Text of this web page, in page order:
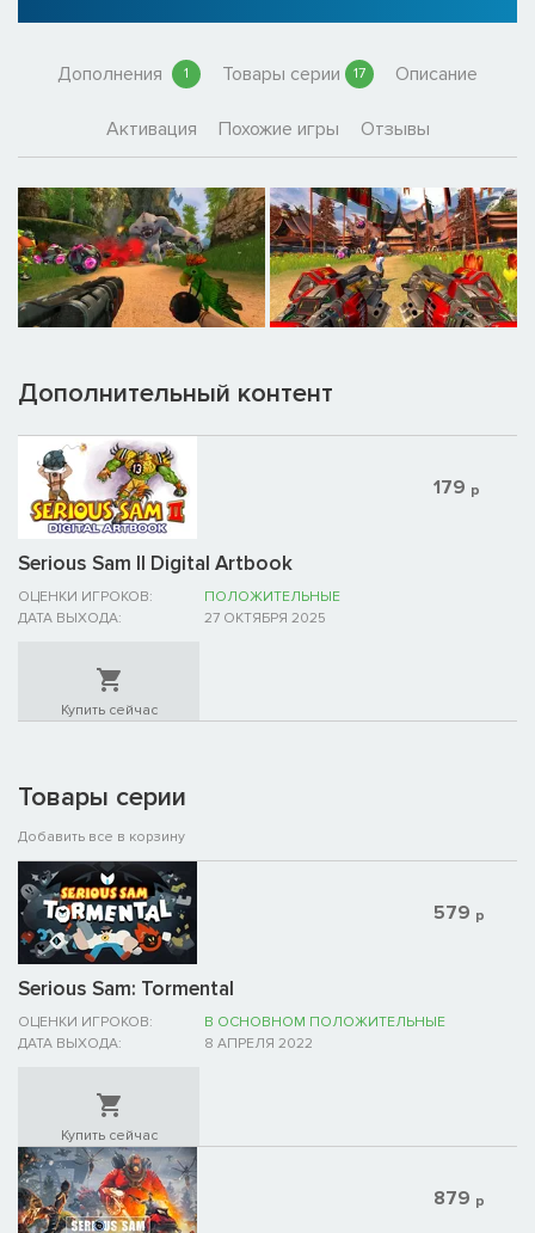
Дополнения 1 Товары серии 17 Описание
Активация Похожие игры Отзывы
Дополнительный контент
Serious Sam II Digital Artbook
ОЦЕНКИ ИГРОКОВ:
ПОЛОЖИТЕЛЬНЫЕ
ДАТА ВЫХОДА:
27 ОКТЯБРЯ 2025
179 р
Купить сейчас
Товары серии
Добавить все в корзину
Serious Sam: Tormental
ОЦЕНКИ ИГРОКОВ:
В ОСНОВНОМ ПОЛОЖИТЕЛЬНЫЕ
ДАТА ВЫХОДА:
8 АПРЕЛЯ 2022
579 р
Купить сейчас
879 р